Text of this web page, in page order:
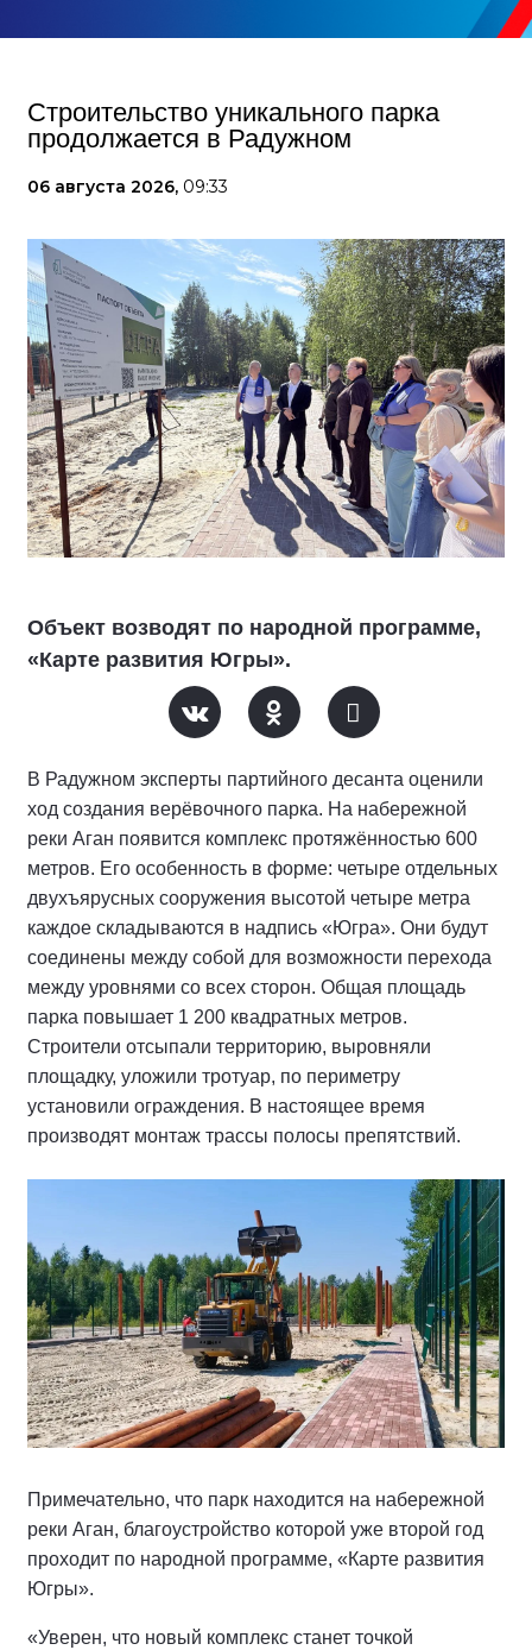
Строительство уникального парка
продолжается в Радужном
06 августа 2026, 09:33
Объект возводят по народной программе,
«Карте развития Югры».
В Радужном эксперты партийного десанта оценили
ход создания верёвочного парка. На набережной
реки Аган появится комплекс протяжённостью 600
метров. Его особенность в форме: четыре отдельных
двухъярусных сооружения высотой четыре метра
каждое складываются в надпись «Югра». Они будут
соединены между собой для возможности перехода
между уровнями со всех сторон. Общая площадь
парка повышает 1 200 квадратных метров.
Строители отсыпали территорию, выровняли
площадку, уложили тротуар, по периметру
установили ограждения. В настоящее время
производят монтаж трассы полосы препятствий.
Примечательно, что парк находится на набережной
реки Аган, благоустройство которой уже второй год
проходит по народной программе, «Карте развития
Югры».
«Уверен, что новый комплекс станет точкой